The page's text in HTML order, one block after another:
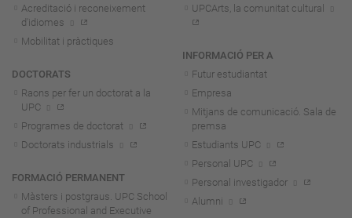
Acreditació i reconeixement
d'idiomes
Mobilitat i pràctiques
DOCTORATS
Raons per fer un doctorat a la
UPC
Programes de doctorat
Doctorats industrials
FORMACIÓ PERMANENT
Màsters i postgraus. UPC School
of Professional and Executive
UPCArts, la comunitat cultural
INFORMACIÓ PER A
Futur estudiantat
Empresa
Mitjans de comunicació. Sala de
premsa
Estudiants UPC
Personal UPC
Personal investigador
Alumni